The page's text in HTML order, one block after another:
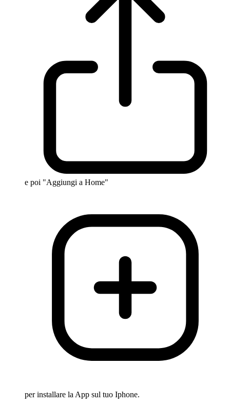
e poi "Aggiungi a Home"
per installare la App sul tuo Iphone.